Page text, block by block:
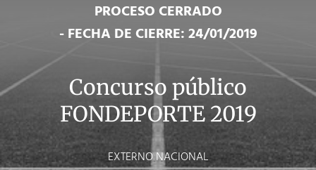
PROCESO CERRADO
- FECHA DE CIERRE: 24/01/2019
Concurso público
FONDEPORTE 2019
EXTERNO NACIONAL